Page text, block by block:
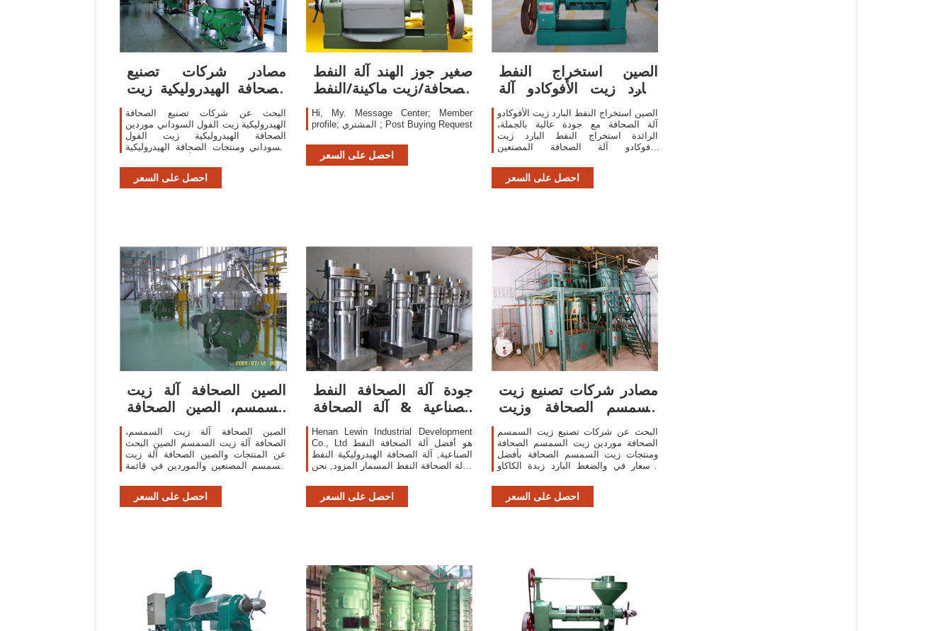
مصادر شركات تصنيع
الصحافة الهيدروليكية زيت
الفول السوداني
البحث عن شركات تصنيع الصحافة
الهيدروليكية زيت الفول السوداني موردين
الصحافة الهيدروليكية زيت الفول
السوداني ومنتجات الصحافة الهيدروليكية
احصل على السعر
صغير جوز الهند آلة النفط
الصحافة/زيت ماكينة/النفط
استخراج
Hi, My. Message Center; Member
profile; المشتري ; Post Buying Request
احصل على السعر
الصين استخراج النفط
البارد زيت الأفوكادو آلة
الصحافة المصنعين
الصين استخراج النفط البارد زيت الأفوكادو
آلة الصحافة مع جودة عالية بالجملة،
الرائدة استخراج النفط البارد زيت
الأفوكادو آلة الصحافة المصنعين
البارد زيت الأفوكادو آلة الصحافة
احصل على السعر
الصين الصحافة آلة زيت
السمسم، الصين الصحافة
آلة زيت السمسم
الصين الصحافة آلة زيت السمسم،
الصحافة آلة زيت السمسم الصين البحث
عن المنتجات والصين الصحافة آلة زيت
السمسم المصنعين والموردين في قائمة
احصل على السعر
جودة آلة الصحافة النفط
الصناعية & آلة الصحافة
الهيدروليكية
Henan Lewin Industrial Development
Co., Ltd هو أفضل آلة الصحافة النفط
الصناعية, آلة الصحافة الهيدروليكية النفط
و آلة الصحافة النفط المسمار المزود, نحن
احصل على السعر
مصادر شركات تصنيع زيت
السمسم الصحافة وزيت
السمسم الصحافة
البحث عن شركات تصنيع زيت السمسم
الصحافة موردين زيت السمسم الصحافة
ومنتجات زيت السمسم الصحافة بأفضل
الأسعار في والضغط البارد زبدة الكاكاو
الصحافة
احصل على السعر